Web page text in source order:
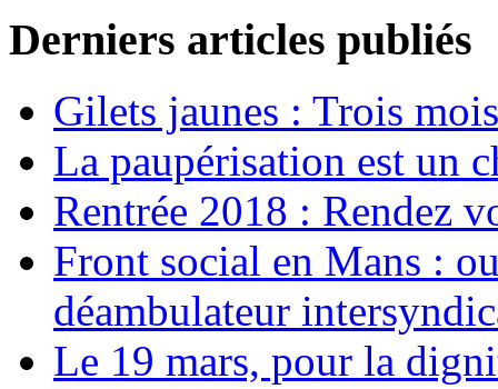
Derniers articles publiés
Gilets jaunes : Trois
La paupérisation est un
Rentrée 2018 : Rendez
Front social en Mans :
déambulateur
Le 19 mars, pour la